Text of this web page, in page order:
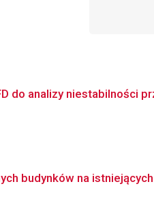
do analizy niestabilności
budynków na